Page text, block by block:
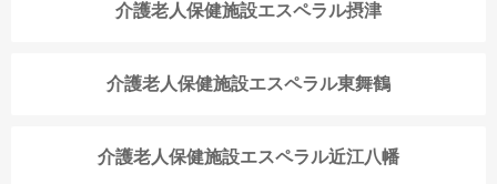
介護老人保健施設エスペラル摂津
介護老人保健施設エスペラル東舞鶴
介護老人保健施設エスペラル近江八幡